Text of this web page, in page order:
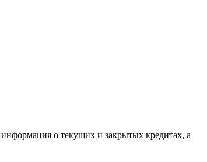
о текущих и закрытых кредитах, а